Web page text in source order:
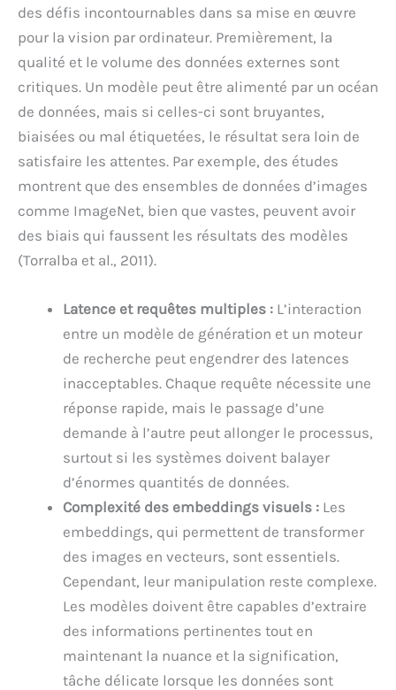
des défis incontournables dans sa mise en œuvre
pour la vision par ordinateur. Premièrement, la
qualité et le volume des données externes sont
critiques. Un modèle peut être alimenté par un océan
de données, mais si celles-ci sont bruyantes,
biaisées ou mal étiquetées, le résultat sera loin de
satisfaire les attentes. Par exemple, des études
montrent que des ensembles de données d’images
comme ImageNet, bien que vastes, peuvent avoir
des biais qui faussent les résultats des modèles
(Torralba et al., 2011).
Latence et requêtes multiples : L’interaction
entre un modèle de génération et un moteur
de recherche peut engendrer des latences
inacceptables. Chaque requête nécessite une
réponse rapide, mais le passage d’une
demande à l’autre peut allonger le processus,
surtout si les systèmes doivent balayer
d’énormes quantités de données.
Complexité des embeddings visuels : Les
embeddings, qui permettent de transformer
des images en vecteurs, sont essentiels.
Cependant, leur manipulation reste complexe.
Les modèles doivent être capables d’extraire
des informations pertinentes tout en
maintenant la nuance et la signification,
tâche délicate lorsque les données sont